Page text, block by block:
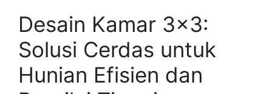
Desain Kamar 3×3:
Solusi Cerdas untuk
Hunian Efisien dan